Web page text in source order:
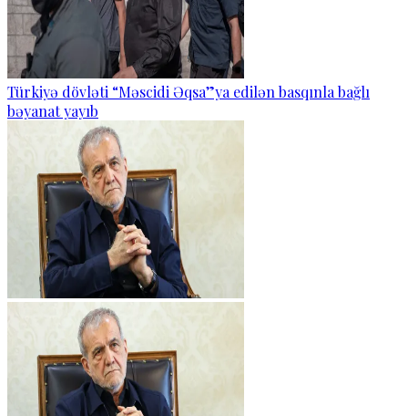
Türkiyə dövləti “Məscidi Əqsa”ya edilən basqınla bağlı
bəyanat yayıb